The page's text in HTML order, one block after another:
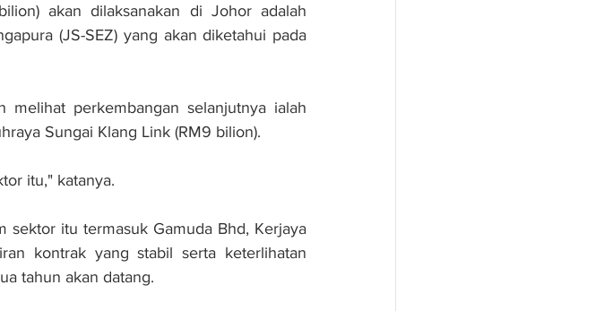
akan dilaksanakan di Johor adalah
(JS-SEZ) yang akan diketahui pada
perkembangan selanjutnya ialah
Sungai Klang Link (RM9 bilion).
itu," katanya.
sektor itu termasuk Gamuda Bhd, Kerjaya
kontrak yang stabil serta keterlihatan
tahun akan datang.